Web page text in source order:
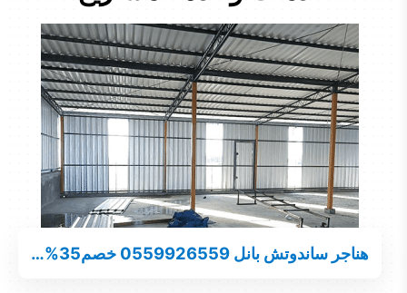
هناجر ساندوتش بانل 0559926559 خصم35%…